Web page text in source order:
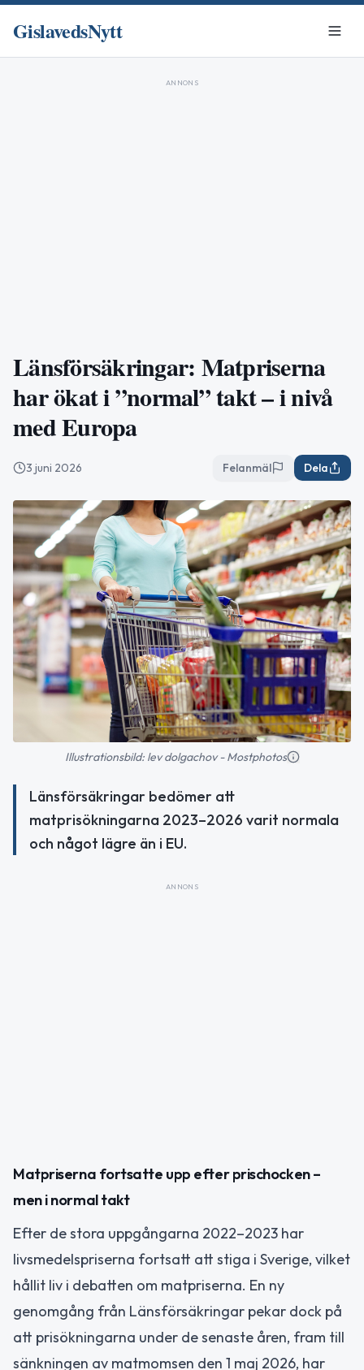
GislavedsNytt
ANNONS
Länsförsäkringar: Matpriserna
har ökat i ”normal” takt – i nivå
med Europa
3 juni 2026 Felanmäl Dela
Illustrationsbild: lev dolgachov - Mostphotos
Länsförsäkringar bedömer att
matprisökningarna 2023–2026 varit normala
och något lägre än i EU.
ANNONS
Matpriserna fortsatte upp efter prischocken –
men i normal takt
Efter de stora uppgångarna 2022–2023 har
livsmedelspriserna fortsatt att stiga i Sverige, vilket
hållit liv i debatten om matpriserna. En ny
genomgång från Länsförsäkringar pekar dock på
att prisökningarna under de senaste åren, fram till
sänkningen av matmomsen den 1 maj 2026, har